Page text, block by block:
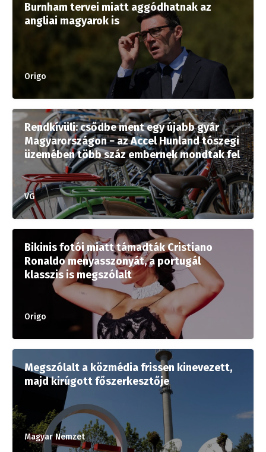
Burnham tervei miatt aggódhatnak az
angliai magyarok is
Origo
Rendkívüli: csődbe ment egy újabb gyár
Magyarországon − az Accel Hunland tószegi
üzemében több száz embernek mondtak fel
VG
Bikinis fotói miatt támadták Cristiano
Ronaldo menyasszonyát, a portugál
klasszis is megszólalt
Origo
Megszólalt a közmédia frissen kinevezett,
majd kirúgott főszerkesztője
Magyar Nemzet